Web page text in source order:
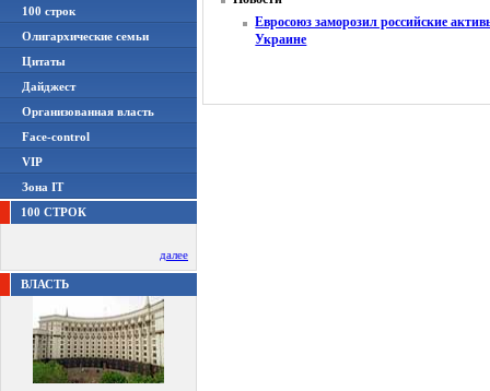
100 строк
Олигархические семьи
Цитаты
Дайджест
Организованная власть
Face-control
VIP
Зона IT
100 СТРОК
далее
ВЛАСТЬ
Евросоюз заморозил российские
Украине